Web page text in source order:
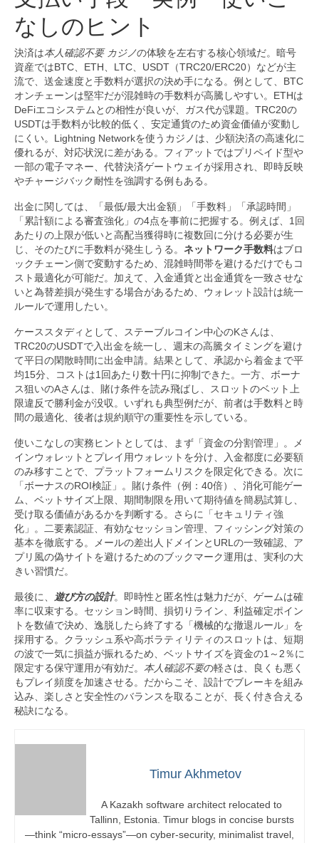
なしのヒント
決済は本人確認不要 カジノの体験を左右する核心領域だ。暗号
資産ではBTC、ETH、LTC、USDT（TRC20/ERC20）などが主
流で、送金速度と手数料が選択の決め手になる。例として、BTC
オンチェーンは堅牢だが混雑時の手数料が高騰しやすい。ETHは
DeFiエコシステムとの相性が良いが、ガス代が課題。TRC20の
USDTは手数料が比較的低く、安定通貨のため資金価値が変動し
にくい。Lightning Networkを使うカジノは、少額決済の高速化に
優れるが、対応状況に差がある。フィアットではプリペイド型や
一部の電子マネー、代替決済ゲートウェイが採用され、即時反映
やチャージバック耐性を強調する例もある。
出金に関しては、「最低/最大出金額」「手数料」「承認時間」
「累計額による審査強化」の4点を事前に把握する。例えば、1回
あたりの上限が低いと高配当獲得時に複数回に分ける必要が生
じ、そのたびに手数料が発生しうる。 ネットワーク手数料はブロ
ックチェーン側で変動するため、混雑時間帯を避けるだけでもコ
スト最適化が可能だ。加えて、入金通貨と出金通貨を一致させな
いと為替差損が発生する場合があるため、ウォレット設計は統一
ルールで運用したい。
ケーススタディとして、ステーブルコイン中心のKさんは、
TRC20のUSDTで入出金を統一し、週末の高騰タイミングを避け
て平日の閑散時間に出金申請。結果として、承認から着金まで平
均15分、コストは1回あたり数十円に抑制できた。一方、ボーナ
ス狙いのAさんは、賭け条件を読み飛ばし、スロットのベット上
限違反で勝利金が没収。いずれも典型例だが、前者は手数料と時
間の最適化、後者は規約順守の重要性を示している。
使いこなしの実務ヒントとしては、まず「資金の分割管理」。メ
インウォレットとプレイ用ウォレットを分け、入金都度に必要額
のみ移すことで、プラットフォームリスクを限定化できる。次に
「ボーナスのROI検証」。賭け条件（例：40倍）、消化可能ゲー
ム、ベットサイズ上限、期間制限を用いて期待値を簡易試算し、
受け取る価値があるかを判断する。さらに「セキュリティ強
化」。二要素認証、有効なセッション管理、フィッシング対策の
基本を徹底する。メールの差出人ドメインとURLの一致確認、ア
プリ風の偽サイトを避けるためのブックマーク運用は、実利の大
きい習慣だ。
最後に、 遊び方の設計。即時性と匿名性は魅力だが、ゲームは確
率に収束する。セッション時間、損切りライン、利益確定ポイン
トを数値で決め、逸脱したら終了する「機械的な撤退ルール」を
採用する。クラッシュ系や高ボラティリティのスロットは、短期
の波で一気に損益が振れるため、ベットサイズを資金の1～2％に
限定する保守運用が有効だ。 本人確認不要の軽さは、良くも悪く
もプレイ頻度を加速させる。だからこそ、設計でブレーキを組み
込み、楽しさと安全性のバランスを取ることが、長く付き合える
秘訣になる。
Timur Akhmetov
A Kazakh software architect relocated to
Tallinn, Estonia. Timur blogs in concise bursts
—think “micro-essays”—on cyber-security, minimalist travel,